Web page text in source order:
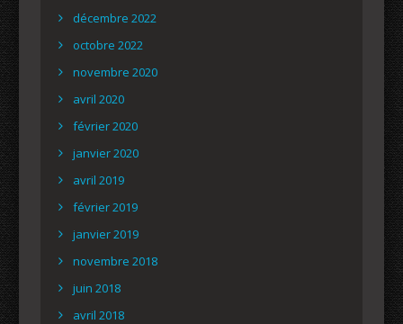
décembre 2022
octobre 2022
novembre 2020
avril 2020
février 2020
janvier 2020
avril 2019
février 2019
janvier 2019
novembre 2018
juin 2018
avril 2018